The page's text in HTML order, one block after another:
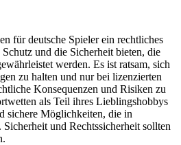
für deutsche Spieler ein rechtliches
und die Sicherheit bieten, die
werden. Es ist ratsam, sich
zu halten und nur bei lizenzierten
Konsequenzen und Risiken zu
als Teil ihres Lieblingshobbys
sichere Möglichkeiten, die in
und Rechtssicherheit sollten